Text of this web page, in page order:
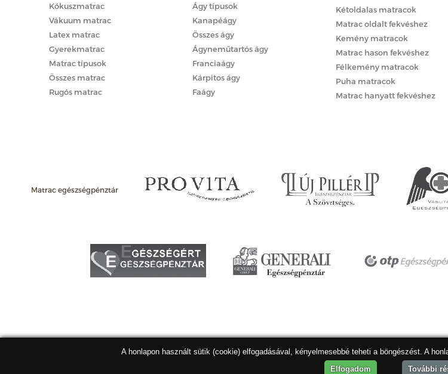
Kókuszmatrac
Vákuum matrac
Latex matrac
Gyerekmatrac
Matrac típusok
Összes matrac
Rugós matrac
Ágy típusok
Kanapéágy
Összes ágy
Ágyneműtartós ágy
Franciaágy
Kárpitos ágy
Faágy
Kétoldalas matracok
Matrac oldalt fekvéshez
Kemény matracok
Matrac hason fekvéshez
Félkemény matracok
Puha matracok
Matrac hanyatt fekvéshez
Matrac egészségpénztár
A honlapon használt sütik (cookie) elfogadásával, kényelmesebbé teheti a böngészést. A
Elfogadom
További